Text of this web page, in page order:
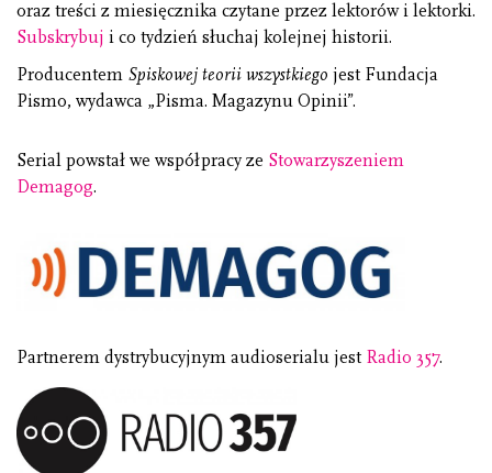
oraz treści z miesięcznika czytane przez lektorów i lektorki.
Subskrybuj i co tydzień słuchaj kolejnej historii.
Producentem Spiskowej teorii wszystkiego jest Fundacja
Pismo, wydawca „Pisma. Magazynu Opinii”.
Serial powstał we współpracy ze Stowarzyszeniem
Demagog.
Partnerem dystrybucyjnym audioserialu jest Radio 357.